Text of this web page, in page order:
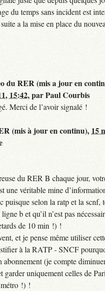
du temps sans incident est
a la mise en place du
du RER (mis a jour en
15:42,parPaul Courbis
Merci de l’avoir signalé !
(mis à jour en continu), 15
du RER B chaque jour,
une véritable mine
puisque selon la ratp et la scnf,
b et qu’il n’est pas
de 10 min !) !
et je pense même utiliser
à la RATP - SNCF
abonnement (je compte
garder uniquement celles de
!) !